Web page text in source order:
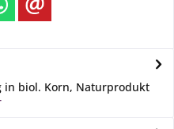
in biol. Korn, Naturprodukt